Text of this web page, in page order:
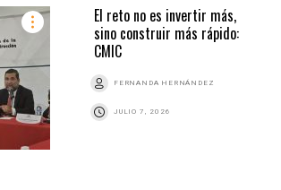
El reto no es invertir más,
sino construir más rápido:
CMIC
FERNANDA HERNÁNDEZ
JULIO 7, 2026